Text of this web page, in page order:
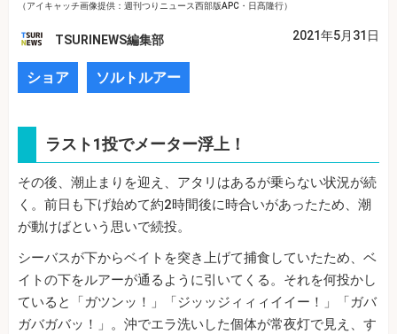
（アイキャッチ画像提供：週刊つりニュース西部版APC・日髙隆行）
TSURINEWS編集部 2021年5月31日
ショア ソルトルアー
ラスト1投でメーター浮上！
その後、潮止まりを迎え、アタリはあるが乗らない状況が続
く。前日も下げ始めて約2時間後に時合いがあったため、潮
が動けばという思いで続投。
シーバスが下からベイトを突き上げて捕食していたため、ベ
イトの下をルアーが通るように引いてくる。それを何投かし
ていると「ガツンッ！」「ジッッジィィィイイー！」「ガバ
ガバガバッ！」。沖でエラ洗いした個体が常夜灯で見え、す